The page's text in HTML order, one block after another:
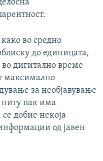
во средно
до единицата,
во дигитално време
максимално
за необјавување
пак има
добие некоја
од јавен